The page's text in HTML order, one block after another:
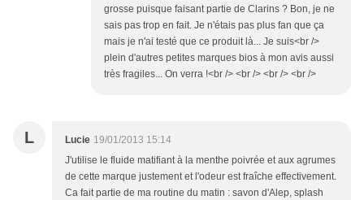
grosse puisque faisant partie de Clarins ? Bon, je ne
sais pas trop en fait. Je n'étais pas plus fan que ça
mais je n'ai testé que ce produit là... Je suis<br />
plein d'autres petites marques bios à mon avis aussi
très fragiles... On verra !<br /> <br /> <br /> <br />
L Lucie 19/01/2013 15:14
J'utilise le fluide matifiant à la menthe poivrée et aux agrumes
de cette marque justement et l'odeur est fraîche effectivement.
Ca fait partie de ma routine du matin : savon d'Alep, splash